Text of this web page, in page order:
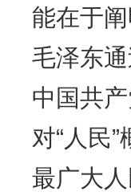
能在于
毛泽东
中国共
对“人民
最广大